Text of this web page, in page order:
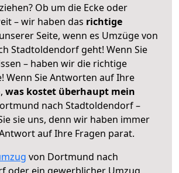
Ob um die Ecke oder
– wir haben das richtige
Seite, wenn es Umzüge von
Stadtoldendorf geht! Wenn Sie
– haben wir die richtige
Wenn Sie Antworten auf Ihre
was kostet überhaupt mein
nach Stadtoldendorf –
sie uns, denn wir haben immer
auf Ihre Fragen parat.
von Dortmund nach